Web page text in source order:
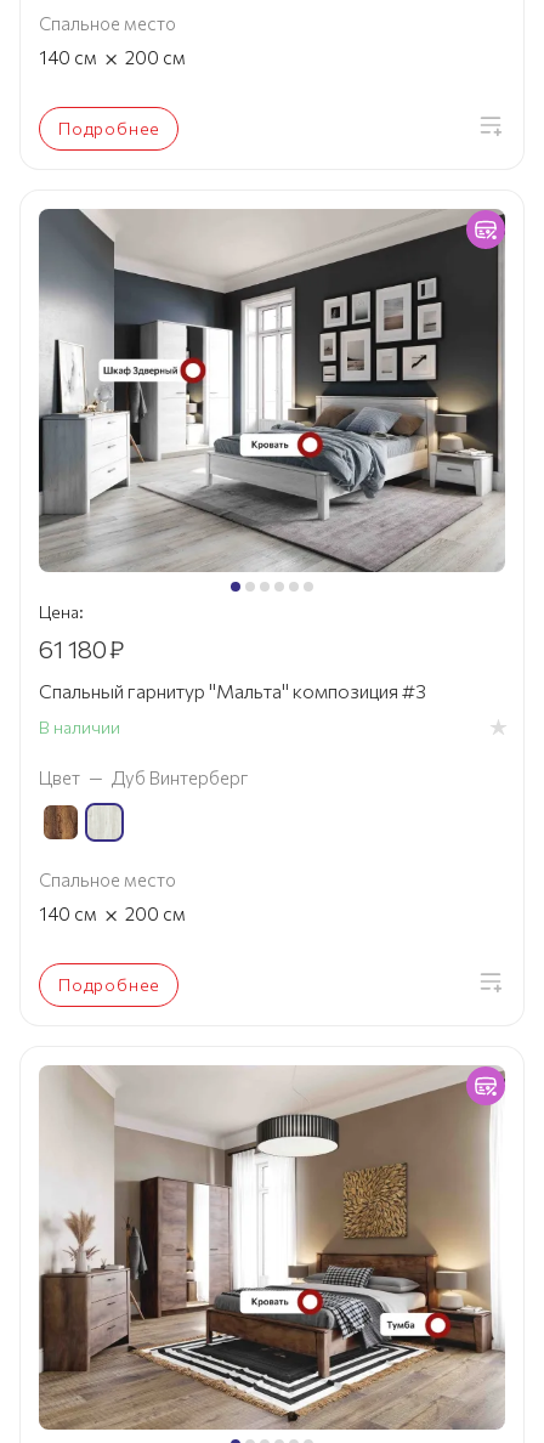
Спальное место
140 см × 200 см
Подробнее
Цена:
61 180₽
Спальный гарнитур "Мальта" композиция #3
В наличии
Цвет — Дуб Винтерберг
Спальное место
140 см × 200 см
Подробнее